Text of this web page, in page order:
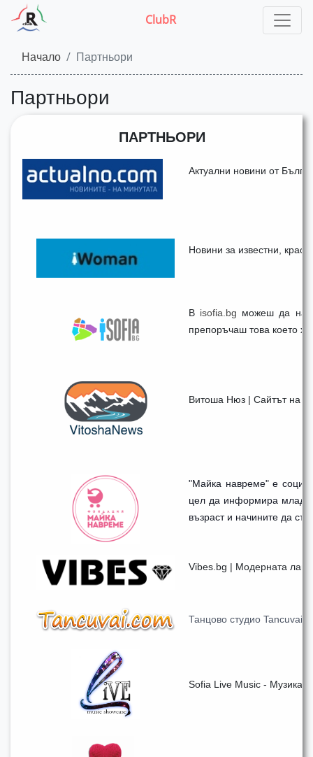
ClubR
Начало Партньори
Партньори
ПАРТНЬОРИ
Актуални новини от
Новини за известни,
В isofia.bg можеш да
препоръчаш това което
Витоша Нюз | Сайтът на
"Майка навреме" е
цел да информира
възраст и начините да
Vibes.bg | Модерната
Танцово студио
Sofia Live Music -